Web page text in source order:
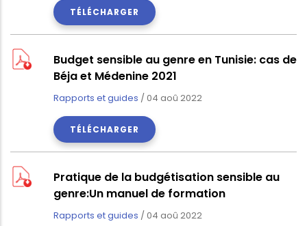
TÉLÉCHARGER
Budget sensible au genre en Tunisie: cas de
Béja et Médenine 2021
Rapports et guides / 04 aoû 2022
TÉLÉCHARGER
Pratique de la budgétisation sensible au
genre:Un manuel de formation
Rapports et guides / 04 aoû 2022